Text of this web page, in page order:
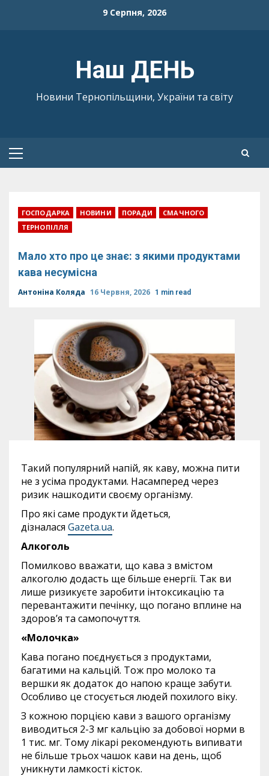
9 Серпня, 2026
Наш ДЕНЬ
Новини Тернопільщини, України та світу
Primary
ГОСПОДАРКА НОВИНИ ПОРАДИ
СМАЧНОГО
ТЕРНОПІЛЛЯ
Мало хто про це знає: з якими продуктами
кава несумісна
Антоніна Коляда 16 Червня, 2026 1 min read
Такий популярний напій, як каву, можна пити
не з усіма продуктами. Насамперед через
ризик нашкодити своєму організму.
Про які саме продукти йдеться,
дізналася Gazeta.ua.
Алкоголь
Помилково вважати, що кава з вмістом
алкоголю додасть ще більше енергії. Так ви
лише ризикуєте заробити інтоксикацію та
перевантажити печінку, що погано вплине на
здоров’я та самопочуття.
«Молочка»
Кава погано поєднується з продуктами,
багатими на кальцій. Тож про молоко та
вершки як додаток до напою краще забути.
Особливо це стосується людей похилого віку.
З кожною порцією кави з вашого організму
виводиться 2-3 мг кальцію за добової норми в
1 тис. мг. Тому лікарі рекомендують випивати
не більше трьох чашок кави на день, щоб
уникнути ламкості кісток.